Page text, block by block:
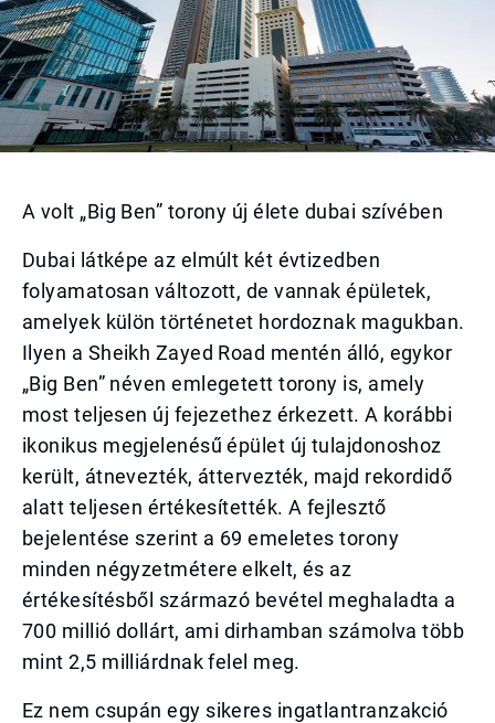
A volt „Big Ben” torony új élete dubai szívében
Dubai látképe az elmúlt két évtizedben
folyamatosan változott, de vannak épületek,
amelyek külön történetet hordoznak magukban.
Ilyen a Sheikh Zayed Road mentén álló, egykor
„Big Ben” néven emlegetett torony is, amely
most teljesen új fejezethez érkezett. A korábbi
ikonikus megjelenésű épület új tulajdonoshoz
került, átnevezték, áttervezték, majd rekordidő
alatt teljesen értékesítették. A fejlesztő
bejelentése szerint a 69 emeletes torony
minden négyzetmétere elkelt, és az
értékesítésből származó bevétel meghaladta a
700 millió dollárt, ami dirhamban számolva több
mint 2,5 milliárdnak felel meg.
Ez nem csupán egy sikeres ingatlantranzakció